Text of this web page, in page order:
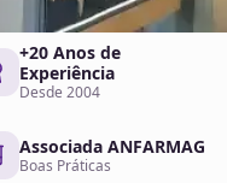
+20 Anos de
Experiência
Desde 2004
Associada ANFARMAG
Boas Práticas